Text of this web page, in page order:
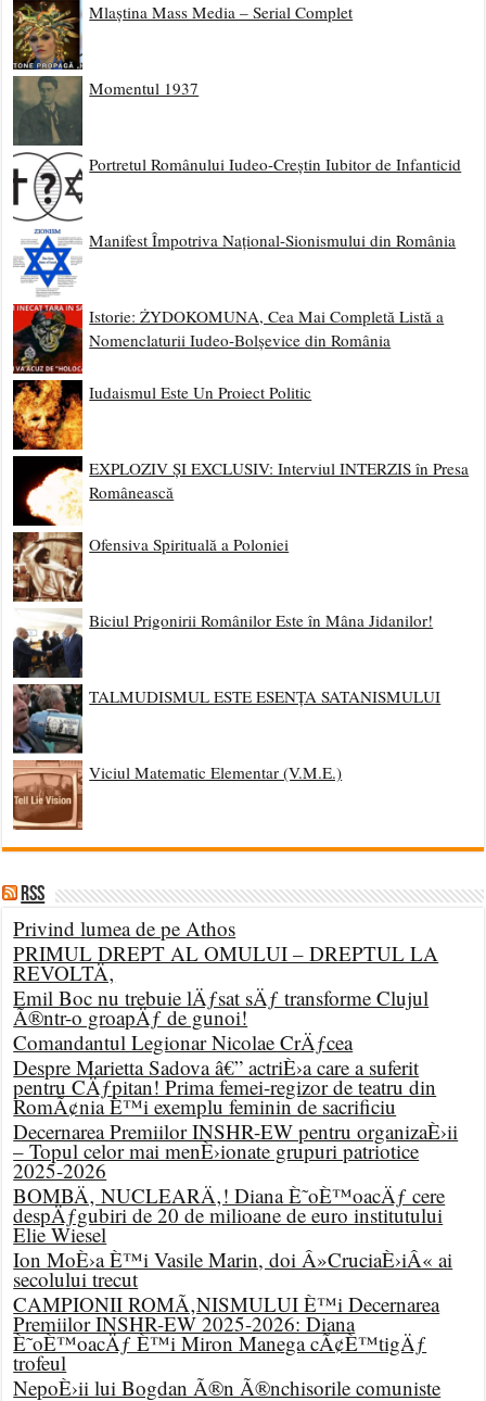
Mlaștina Mass Media – Serial Complet
Momentul 1937
Portretul Românului Iudeo-Creștin Iubitor de Infanticid
Manifest Împotriva Național-Sionismului din România
Istorie: ŻYDOKOMUNA, Cea Mai Completă Listă a
Nomenclaturii Iudeo-Bolșevice din România
Iudaismul Este Un Proiect Politic
EXPLOZIV ȘI EXCLUSIV: Interviul INTERZIS în Presa
Românească
Ofensiva Spirituală a Poloniei
Biciul Prigonirii Românilor Este în Mâna Jidanilor!
TALMUDISMUL ESTE ESENȚA SATANISMULUI
Viciul Matematic Elementar (V.M.E.)
RSS
Privind lumea de pe Athos
PRIMUL DREPT AL OMULUI – DREPTUL LA
REVOLTÄ‚
Emil Boc nu trebuie lÄƒsat sÄƒ transforme Clujul
Ã®ntr-o groapÄƒ de gunoi!
Comandantul Legionar Nicolae CrÄƒcea
Despre Marietta Sadova â€” actriÈ›a care a suferit
pentru CÄƒpitan! Prima femei-regizor de teatru din
RomÃ¢nia È™i exemplu feminin de sacrificiu
Decernarea Premiilor INSHR-EW pentru organizaÈ›ii
– Topul celor mai menÈ›ionate grupuri patriotice
2025-2026
BOMBÄ‚ NUCLEARÄ‚! Diana È˜oÈ™oacÄƒ cere
despÄƒgubiri de 20 de milioane de euro institutului
Elie Wiesel
Ion MoÈ›a È™i Vasile Marin, doi Â»CruciaÈ›iÂ« ai
secolului trecut
CAMPIONII ROMÃ‚NISMULUI È™i Decernarea
Premiilor INSHR-EW 2025-2026: Diana
È˜oÈ™oacÄƒ È™i Miron Manega cÃ¢È™tigÄƒ
trofeul
NepoÈ›ii lui Bogdan Ã®n Ã®nchisorile comuniste